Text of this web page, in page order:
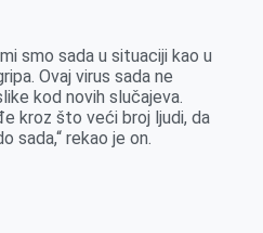
smo sada u situaciji kao u
Ovaj virus sada ne
kod novih slučajeva.
kroz što veći broj ljudi, da
sada,“ rekao je on.